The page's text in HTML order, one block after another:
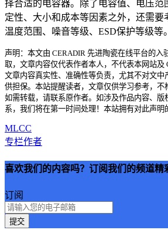
择合适的电容器。除了电容值、电压范
定性、大小和成本等因素之外，还需要
温度范围、噪音等级、ESD保护等级等。
声明：本文由 CERADIR 先进陶瓷在线平台的入
取，文章内容仅代表作者本人，不代表本网站及
文章内容真实性、准确性等负责，尤其不对文中
供担保。本站提醒读者，文章仅供学习参考，不
如需转载，请联系原作者。如涉及作品内容、版
系，我们将在第一时间处理！本站拥有对此声明
MLCC
专栏作者
喜欢我们的内容吗？订阅我们的频道精
订阅
提交